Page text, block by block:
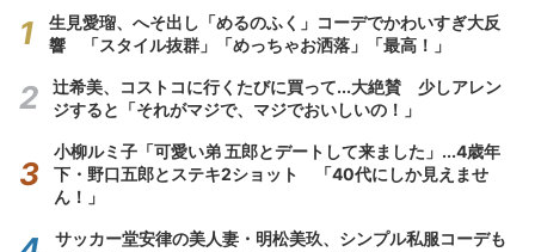
生見愛瑠、へそ出し「めるのふく」コーデでかわいすぎ大反
響 「スタイル抜群」「めっちゃお洒落」「最高！」
辻希美、コストコに行くたびに買って...大絶賛 少しアレン
ジすると「それがマジで、マジでおいしいの！」
小柳ルミ子「可愛い弟 五郎とデートして来ました」...4歳年
下・野口五郎とステキ2ショット 「40代にしか見えませ
ん！」
サッカー堂安律の美人妻・明松美玖、シンプル私服コーデも